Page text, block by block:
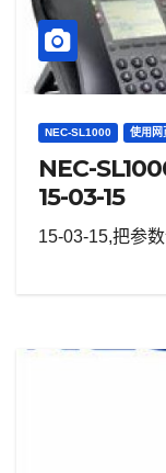
NEC-SL1000 使用网
NEC-
15-03-15
15-03-15,把参